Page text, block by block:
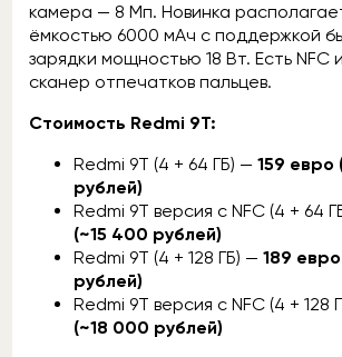
камера — 8 Мп. Новинка
ёмкостью 6000 мАч с поддержкой
зарядки мощностью 18 Вт. Есть NFC
сканер отпечатков пальцев.
Стоимость Redmi 9T:
Redmi 9T (4 + 64 ГБ) — 159 евро
рублей)
Redmi 9T версия с NFC (4 + 64
(~15 400 рублей)
Redmi 9T (4 + 128 ГБ) — 189 евро
рублей)
Redmi 9T версия с NFC (4 + 128
(~18 000 рублей)